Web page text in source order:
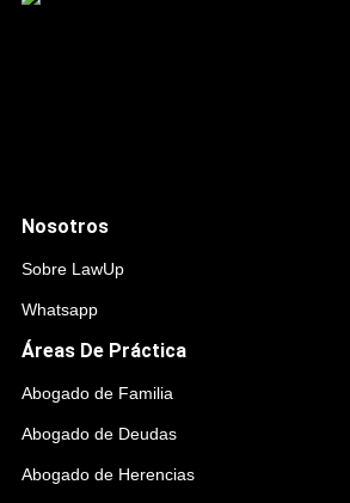
Nosotros
Sobre LawUp
Whatsapp
Áreas De Práctica
Abogado de Familia
Abogado de Deudas
Abogado de Herencias